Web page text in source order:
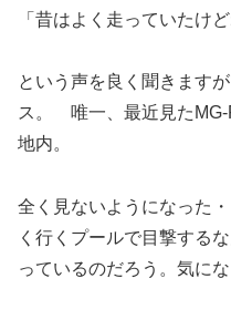
「昔はよく走っていたけど
という声を良く聞きます
ス。 唯一、最近見たMG-
地内。
全く見ないようになった
く行くプールで目撃する
っているのだろう。気にな